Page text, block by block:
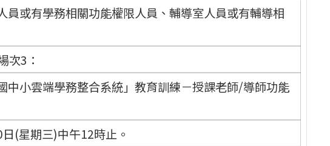
員或有學務相關功能權限人員、輔導室人員或有輔導相
次3：
中小雲端學務整合系統」教育訓練－授課老師/導師功能
(星期三)中午12時止。